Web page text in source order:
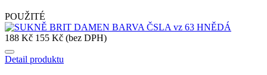
POUŽITÉ
188 Kč 155 Kč (bez DPH)
Detail produktu